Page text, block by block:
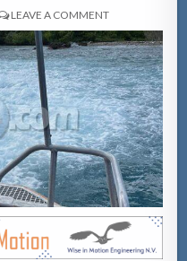
LEAVE A COMMENT